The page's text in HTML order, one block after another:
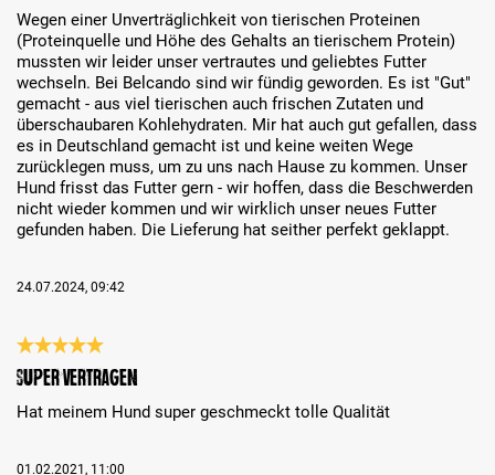
Wegen einer Unverträglichkeit von tierischen Proteinen
(Proteinquelle und Höhe des Gehalts an tierischem Protein)
mussten wir leider unser vertrautes und geliebtes Futter
wechseln. Bei Belcando sind wir fündig geworden. Es ist "Gut"
gemacht - aus viel tierischen auch frischen Zutaten und
überschaubaren Kohlehydraten. Mir hat auch gut gefallen, dass
es in Deutschland gemacht ist und keine weiten Wege
zurücklegen muss, um zu uns nach Hause zu kommen. Unser
Hund frisst das Futter gern - wir hoffen, dass die Beschwerden
nicht wieder kommen und wir wirklich unser neues Futter
gefunden haben. Die Lieferung hat seither perfekt geklappt.
24.07.2024, 09:42
Bewertung mit 5 von 5 Sternen
Super vertragen
Hat meinem Hund super geschmeckt tolle Qualität
01.02.2021, 11:00